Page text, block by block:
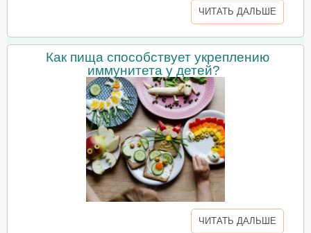
ЧИТАТЬ ДАЛЬШЕ
Как пища способствует укреплению
иммунитета у детей?
ЧИТАТЬ ДАЛЬШЕ